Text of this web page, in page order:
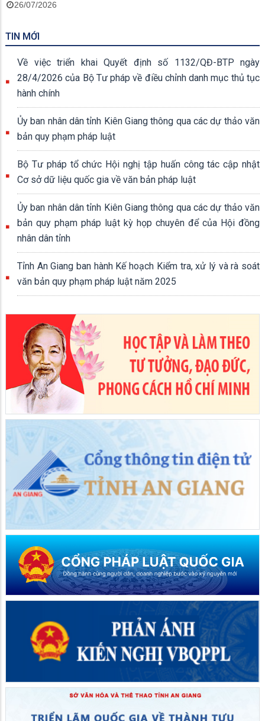
26/07/2026
TIN MỚI
Về việc triển khai Quyết định số 1132/QĐ-BTP ngày
28/4/2026 của Bộ Tư pháp về điều chỉnh danh mục thủ tục
hành chính
Ủy ban nhân dân tỉnh Kiên Giang thông qua các dự thảo văn
bản quy phạm pháp luật
Bộ Tư pháp tổ chức Hội nghị tập huấn công tác cập nhật
Cơ sở dữ liệu quốc gia về văn bản pháp luật
Ủy ban nhân dân tỉnh Kiên Giang thông qua các dự thảo văn
bản quy phạm pháp luật kỳ họp chuyên để của Hội đồng
nhân dân tỉnh
Tỉnh An Giang ban hành Kế hoạch Kiểm tra, xử lý và rà soát
văn bản quy phạm pháp luật năm 2025